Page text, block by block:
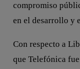
compromiso
en el desarrollo y
Con respecto a
que Telefónica